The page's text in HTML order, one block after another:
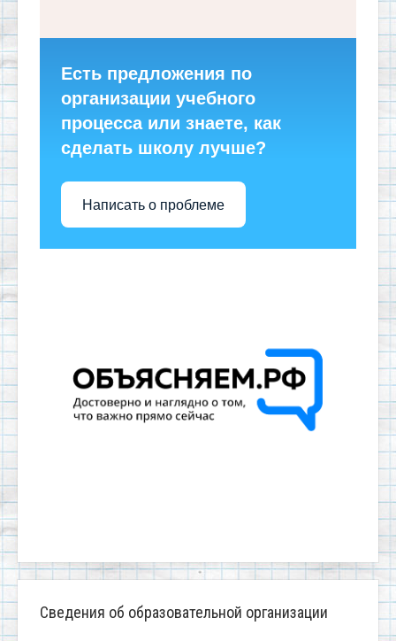
Есть предложения по
организации учебного
процесса или знаете, как
сделать школу лучше?
Написать о проблеме
Сведения об образовательной организации